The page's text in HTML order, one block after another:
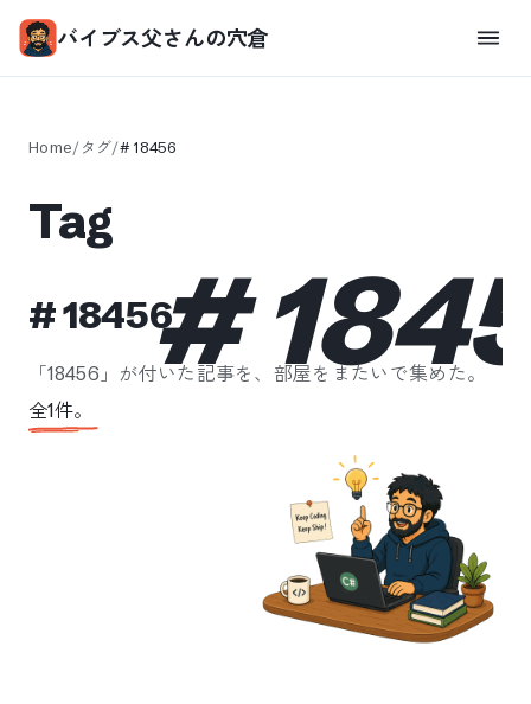
バイブス父さんの穴倉
Home/タグ/#18456
#
Tag
#18456
「18456 」が付いた記事を、部屋をまたいで集めた。
全1件。